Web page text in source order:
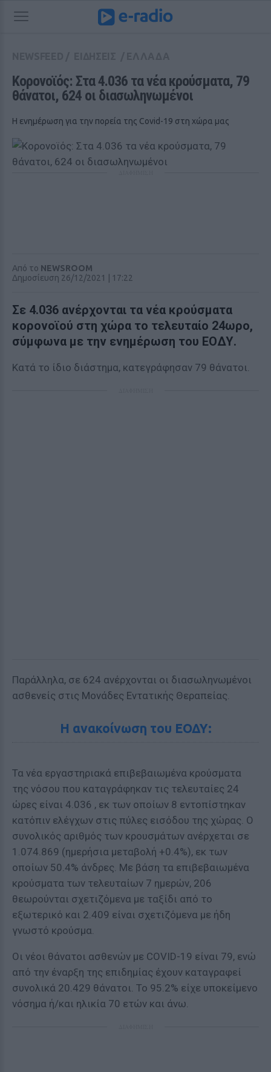
Κορονοϊός: Στα 4.036 τα νέα κρούσματα, 79
θάνατοι, 624 οι διασωληνωμένοι
Η ενημέρωση για την πορεία της Covid-19 στη χώρα μας
Από το NEWSROOM
Δημοσίευση 26/12/2021 | 17:22
Σε 4.036 ανέρχονται τα νέα κρούσματα
κορoνοϊού στη χώρα το τελευταίο 24ωρο,
σύμφωνα με την ενημέρωση του ΕΟΔΥ.
Κατά το ίδιο διάστημα, κατεγράφησαν 79 θάνατοι.
Παράλληλα, σε 624 ανέρχονται οι διασωληνωμένοι
ασθενείς στις Μονάδες Εντατικής Θεραπείας.
Η ανακοίνωση του ΕΟΔΥ:
Τα νέα εργαστηριακά επιβεβαιωμένα κρούσματα
της νόσου που καταγράφηκαν τις τελευταίες 24
ώρες είναι 4.036 , εκ των οποίων 8 εντοπίστηκαν
κατόπιν ελέγχων στις πύλες εισόδου της χώρας. Ο
συνολικός αριθμός των κρουσμάτων ανέρχεται σε
1.074.869 (ημερήσια μεταβολή +0.4%), εκ των
οποίων 50.4% άνδρες. Με βάση τα επιβεβαιωμένα
κρούσματα των τελευταίων 7 ημερών, 206
θεωρούνται σχετιζόμενα με ταξίδι από το
εξωτερικό και 2.409 είναι σχετιζόμενα με ήδη
γνωστό κρούσμα.
Οι νέοι θάνατοι ασθενών με COVID-19 είναι 79, ενώ
από την έναρξη της επιδημίας έχουν καταγραφεί
συνολικά 20.429 θάνατοι. Το 95.2% είχε υποκείμενο
νόσημα ή/και ηλικία 70 ετών και άνω.